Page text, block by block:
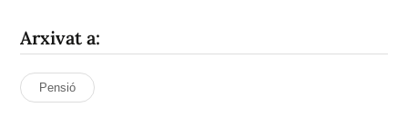
Arxivat a:
Pensió